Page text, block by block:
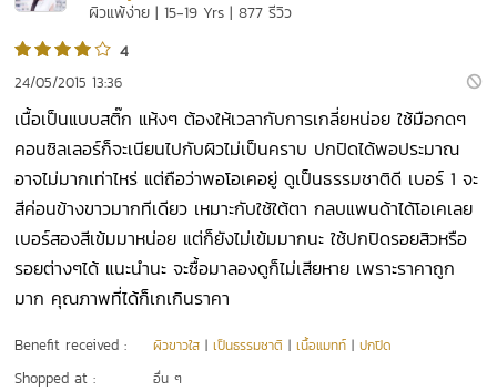
ผิวแพ้ง่าย | 15-19 Yrs | 877 รีวิว
4
24/05/2015 13:36
เนื้อเป็นแบบสติ๊ก แห้งๆ ต้องให้เวลากับการเกลี่ยหน่อย ใช้มือกดๆ
คอนซิลเลอร์ก็จะเนียนไปกับผิวไม่เป็นคราบ ปกปิดได้พอประมาณ
อาจไม่มากเท่าไหร่ แต่ถือว่าพอโอเคอยู่ ดูเป็นธรรมชาติดี เบอร์ 1 จะ
สีค่อนข้างขาวมากทีเดียว เหมาะกับใช้ใต้ตา กลบแพนด้าได้โอเคเลย
เบอร์สองสีเข้มมาหน่อย แต่ก็ยังไม่เข้มมากนะ ใช้ปกปิดรอยสิวหรือ
รอยต่างๆได้ แนะนำนะ จะซื้อมาลองดูก็ไม่เสียหาย เพราะราคาถูก
มาก คุณภาพที่ได้ก็เกเกินราคา
Benefit received : ผิวขาวใส |เป็นธรรมชาติ |เนื้อแมทท์ |ปกปิด
Shopped at : อื่น ๆ